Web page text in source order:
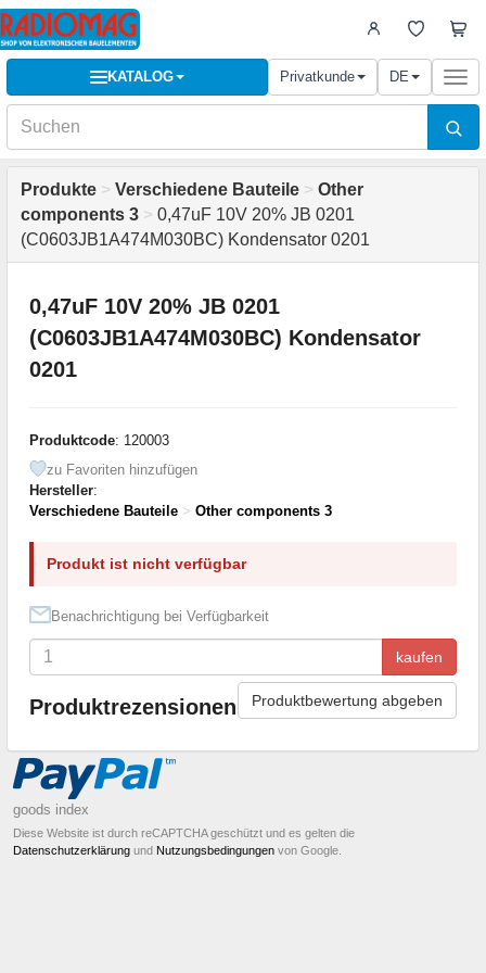
KATALOG Privatkunde DE
Produkte > Verschiedene Bauteile > Other
components 3 > 0,47uF 10V 20% JB 0201
(C0603JB1A474M030BC) Kondensator 0201
0,47uF 10V 20% JB 0201
(C0603JB1A474M030BC) Kondensator
0201
Produktcode: 120003
zu Favoriten hinzufügen
Hersteller:
Verschiedene Bauteile > Other components 3
Produkt ist nicht verfügbar
Benachrichtigung bei Verfügbarkeit
kaufen
Produktrezensionen Produktbewertung abgeben
goods index
Diese Website ist durch reCAPTCHA geschützt und es gelten die
Datenschutzerklärung und Nutzungsbedingungen von Google.